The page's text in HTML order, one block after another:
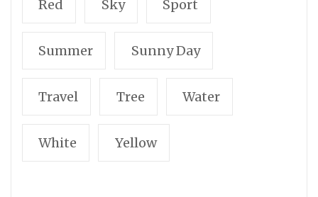
Red Sky Sport
Summer Sunny Day
Travel Tree Water
White Yellow